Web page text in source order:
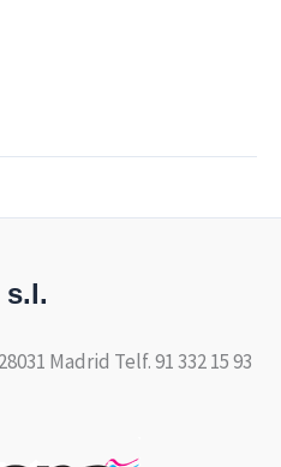
s.l.
Madrid Telf. 91 332 15 93